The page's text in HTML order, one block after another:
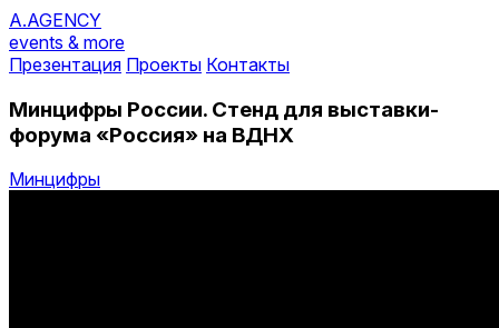
A.AGENCY
events & more
Презентация Проекты Контакты
Минцифры России. Стенд для выставки-
форума «Россия» на ВДНХ
Минцифры